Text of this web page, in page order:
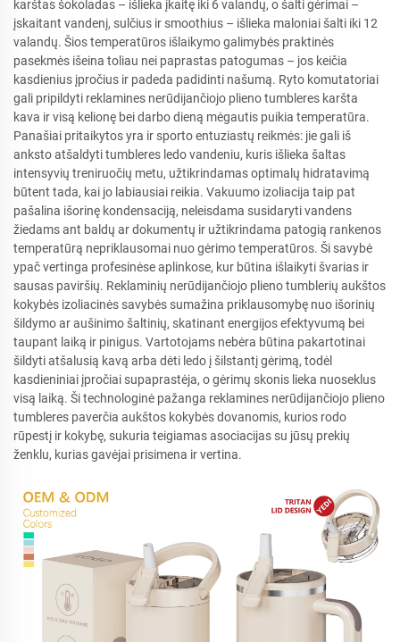
karštas šokoladas – išlieka įkaitę iki 6 valandų, o šalti gėrimai –
įskaitant vandenį, sulčius ir smoothius – išlieka maloniai šalti iki 12
valandų. Šios temperatūros išlaikymo galimybės praktinės
pasekmės išeina toliau nei paprastas patogumas – jos keičia
kasdienius įpročius ir padeda padidinti našumą. Ryto komutatoriai
gali pripildyti reklamines nerūdijančiojo plieno tumbleres karšta
kava ir visą kelionę bei darbo dieną mėgautis puikia temperatūra.
Panašiai pritaikytos yra ir sporto entuziastų reikmės: jie gali iš
anksto atšaldyti tumbleres ledo vandeniu, kuris išlieka šaltas
intensyvių treniruočių metu, užtikrindamas optimalų hidratavimą
būtent tada, kai jo labiausiai reikia. Vakuumo izoliacija taip pat
pašalina išorinę kondensaciją, neleisdama susidaryti vandens
žiedams ant baldų ar dokumentų ir užtikrindama patogią rankenos
temperatūrą nepriklausomai nuo gėrimo temperatūros. Ši savybė
ypač vertinga profesinėse aplinkose, kur būtina išlaikyti švarias ir
sausas paviršių. Reklaminių nerūdijančiojo plieno tumblerių aukštos
kokybės izoliacinės savybės sumažina priklausomybę nuo išorinių
šildymo ar aušinimo šaltinių, skatinant energijos efektyvumą bei
taupant laiką ir pinigus. Vartotojams nebėra būtina pakartotinai
šildyti atšalusią kavą arba dėti ledo į šilstantį gėrimą, todėl
kasdieniniai įpročiai supaprastėja, o gėrimų skonis lieka nuoseklus
visą laiką. Ši technologinė pažanga reklamines nerūdijančiojo plieno
tumbleres paverčia aukštos kokybės dovanomis, kurios rodo
rūpestį ir kokybę, sukuria teigiamas asociacijas su jūsų prekių
ženklu, kurias gavėjai prisimena ir vertina.